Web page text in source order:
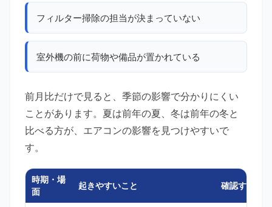
フィルター掃除の担当が決まっていない
室外機の前に荷物や備品が置かれている
前月比だけで見ると、季節の影響で分かりにくい
ことがあります。夏は前年の夏、冬は前年の冬と
比べる方が、エアコンの影響を見つけやすいで
す。
時期・場
面
起きやすいこと 確認すると